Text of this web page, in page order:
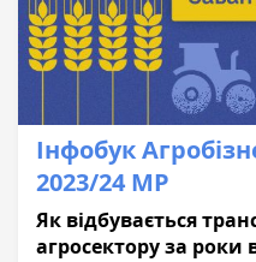
Інфобук
2023/24 МР
Як відбувається
агросектору за роки